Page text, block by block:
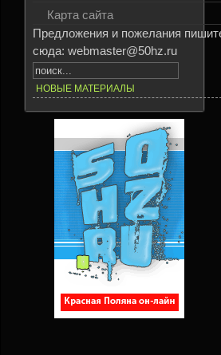
Карта сайта
Предложения и пожелания
сюда: webmaster@50hz.ru
НОВЫЕ МАТЕРИАЛЫ